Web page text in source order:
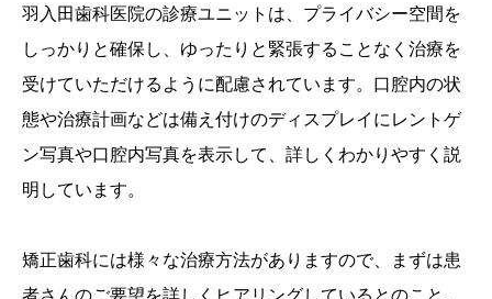
羽入田歯科医院の診療ユニットは、プライバシー空間を
しっかりと確保し、ゆったりと緊張することなく治療を
受けていただけるように配慮されています。口腔内の状
態や治療計画などは備え付けのディスプレイにレントゲ
ン写真や口腔内写真を表示して、詳しくわかりやすく説
明しています。
矯正歯科には様々な治療方法がありますので、まずは患